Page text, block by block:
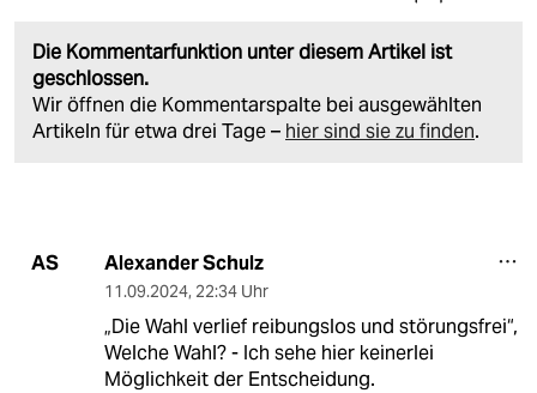
Die Kommentarfunktion unter diesem Artikel ist
geschlossen.
Wir öffnen die Kommentarspalte bei ausgewählten
Artikeln für etwa drei Tage – hier sind sie zu finden.
AS Alexander Schulz
11.09.2024, 22:34 Uhr
„Die Wahl verlief reibungslos und störungsfrei“,
Welche Wahl? - Ich sehe hier keinerlei
Möglichkeit der Entscheidung.